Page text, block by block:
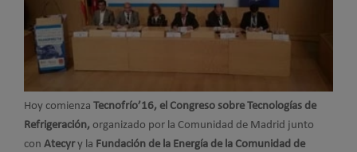
Hoy comienza Tecnofrío’16, el Congreso sobre Tecnologías de
Refrigeración, organizado por la Comunidad de Madrid junto
con Atecyry la Fundación de la Energía de la Comunidad de